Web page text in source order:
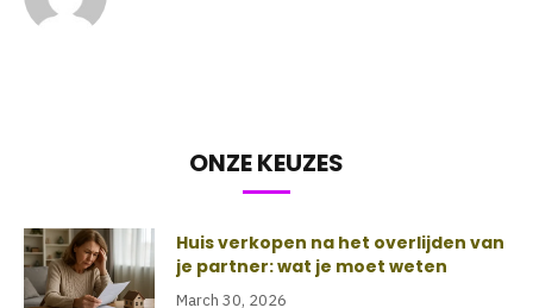
ONZE KEUZES
Huis verkopen na het overlijden van
je partner: wat je moet weten
March 30, 2026